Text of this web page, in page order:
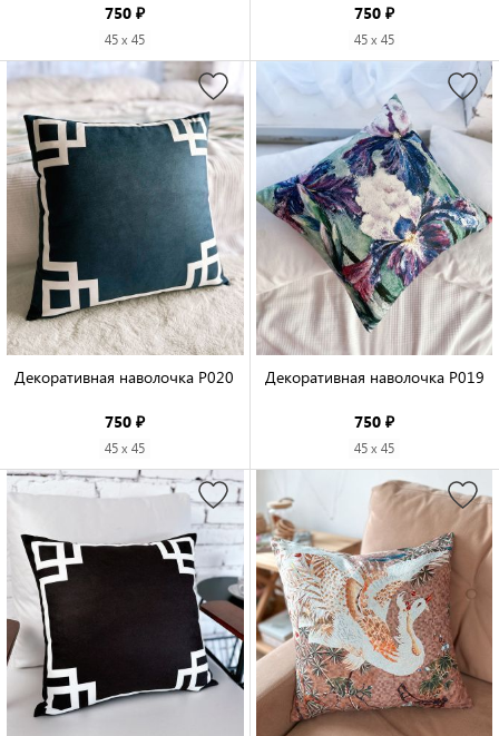
750 ₽
45 x 45
750 ₽
45 x 45
Декоративная наволочка P020
750 ₽
45 x 45
Декоративная наволочка P019
750 ₽
45 x 45